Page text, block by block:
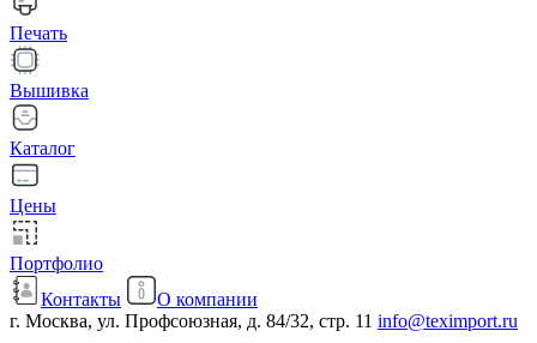
Печать
Вышивка
Каталог
Цены
Портфолио
Контакты
О компании
г. Москва, ул. Профсоюзная, д. 84/32, стр. 11 info@teximport.ru